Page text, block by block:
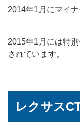
2014年1月にマイ
2015年1月には特
されています。
レクサス